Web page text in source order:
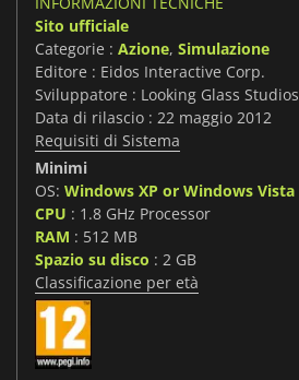
Sito ufficiale
Categorie : Azione, Simulazione
Editore : Eidos Interactive Corp.
Sviluppatore : Looking Glass Studios
Data di rilascio : 22 maggio 2012
Requisiti di Sistema
Minimi
OS: Windows XP or Windows Vista
CPU : 1.8 GHz Processor
RAM : 512 MB
Spazio su disco : 2 GB
Classificazione per età